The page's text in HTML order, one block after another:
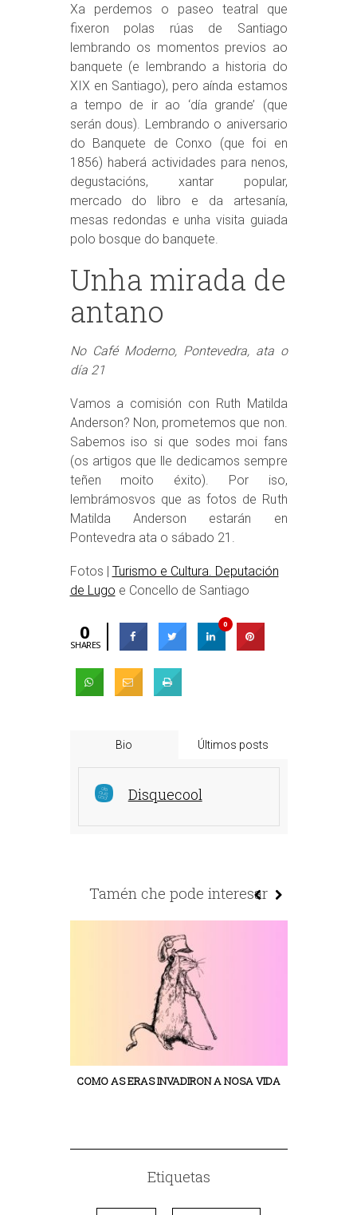
Xa perdemos o paseo teatral que
fixeron polas rúas de Santiago
lembrando os momentos previos ao
banquete (e lembrando a historia do
XIX en Santiago), pero aínda estamos
a tempo de ir ao ‘día grande’ (que
serán dous). Lembrando o aniversario
do Banquete de Conxo (que foi en
1856) haberá actividades para nenos,
degustacións, xantar popular,
mercado do libro e da artesanía,
mesas redondas e unha visita guiada
polo bosque do banquete.
Unha mirada de
antano
No Café Moderno, Pontevedra, ata o
día 21
Vamos a comisión con Ruth Matilda
Anderson? Non, prometemos que non.
Sabemos iso si que sodes moi fans
(os artigos que lle dedicamos sempre
teñen moito éxito). Por iso,
lembrámosvos que as fotos de Ruth
Matilda Anderson estarán en
Pontevedra ata o sábado 21.
Fotos | Turismo e Cultura. Deputación
de Lugo e Concello de Santiago
0
SHARES
0
Bio Últimos posts
Disquecool
Tamén che pode interesar
COMO AS ERAS INVADIRON A NOSA VIDA
Etiquetas